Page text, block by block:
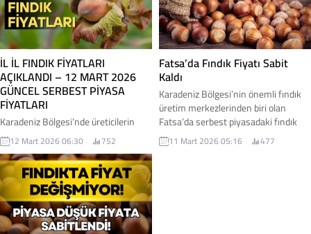
değerlendiriliyor. Peki, 14 Mart 2026
Ünye fındık kaç tl?
İL İL FINDIK FİYATLARI
AÇIKLANDI – 12 MART 2026
GÜNCEL SERBEST PİYASA
FİYATLARI
Karadeniz Bölgesi’nde üreticilerin
yakından takip ettiği fındık
fiyatlarında hareketlilik sürüyor.
Serbest piyasada işlem gören
kabuklu fındık fiyatları, il ve ilçelere
göre farklılık gösterirken bazı
bölgelerde yükseliş eğilimi dikkat
çekiyor. Özellikle yüksek kalite
12 Mart 2026 06:30 752
Fatsa’da Fındık Fiyatı Sabit
Kaldı
Karadeniz Bölgesi’nin önemli fındık
üretim merkezlerinden biri olan
Fatsa’da serbest piyasadaki fındık
fiyatları üreticiler tarafından
yakından takip ediliyor. 11 Mart
11 Mart 2026 05:16 477